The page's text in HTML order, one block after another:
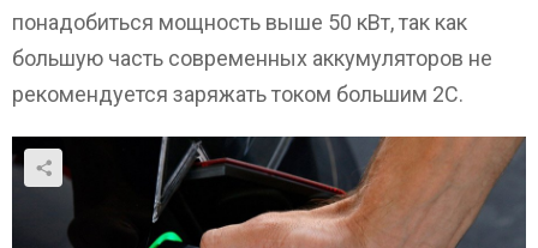
понадобиться мощность выше 50 кВт, так как
большую часть современных аккумуляторов не
рекомендуется заряжать током большим 2C.